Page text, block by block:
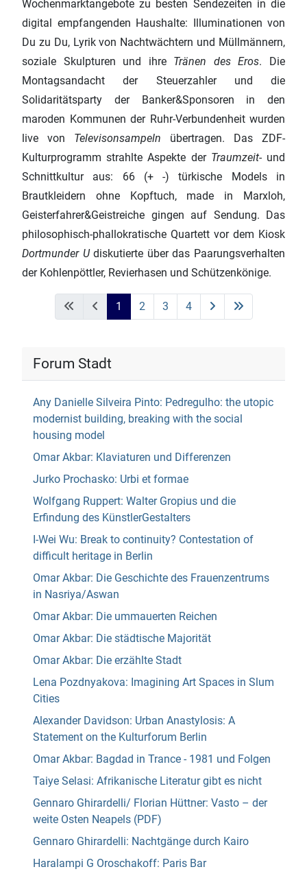
Wochenmarktangebote zu besten Sendezeiten in die
digital empfangenden Haushalte: Illuminationen von
Du zu Du, Lyrik von Nachtwächtern und Müllmännern,
soziale Skulpturen und ihre Tränen des Eros. Die
Montagsandacht der Steuerzahler und die
Solidaritätsparty der Banker&Sponsoren in den
maroden Kommunen der Ruhr-Verbundenheit wurden
live von Televisonsampeln übertragen. Das ZDF-
Kulturprogramm strahlte Aspekte der Traumzeit‑und
Schnittkultur aus: 66 (+ -) türkische Models in
Brautkleidern ohne Kopftuch, made in Marxloh,
Geisterfahrer&Geistreiche gingen auf Sendung. Das
philosophisch-phallokratische Quartett vor dem Kiosk
Dortmunder Udiskutierte über das Paarungsverhalten
der Kohlenpöttler, Revierhasen und Schützenkönige.
1 2 3 4
Forum Stadt
Any Danielle Silveira Pinto: Pedregulho: the utopic
modernist building, breaking with the social
housing model
Omar Akbar: Klaviaturen und Differenzen
Jurko Prochasko: Urbi et formae
Wolfgang Ruppert: Walter Gropius und die
Erfindung des KünstlerGestalters
I-Wei Wu: Break to continuity? Contestation of
difficult heritage in Berlin
Omar Akbar: Die Geschichte des Frauenzentrums
in Nasriya/Aswan
Omar Akbar: Die ummauerten Reichen
Omar Akbar: Die städtische Majorität
Omar Akbar: Die erzählte Stadt
Lena Pozdnyakova: Imagining Art Spaces in Slum
Cities
Alexander Davidson: Urban Anastylosis: A
Statement on the Kulturforum Berlin
Omar Akbar: Bagdad in Trance - 1981 und Folgen
Taiye Selasi: Afrikanische Literatur gibt es nicht
Gennaro Ghirardelli/ Florian Hüttner: Vasto – der
weite Osten Neapels (PDF)
Gennaro Ghirardelli: Nachtgänge durch Kairo
Haralampi G Oroschakoff: Paris Bar